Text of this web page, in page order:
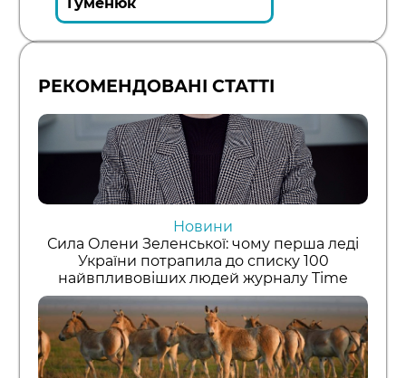
РЕКОМЕНДОВАНІ СТАТТІ
Новини
Сила Олени Зеленської: чому перша леді
України потрапила до списку 100
найвпливовіших людей журналу Time